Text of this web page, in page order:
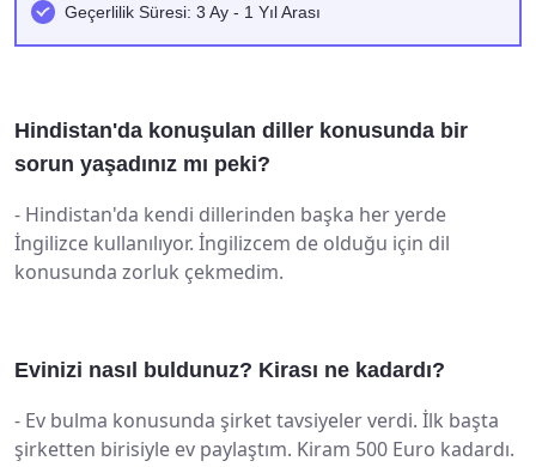
Geçerlilik Süresi: 3 Ay - 1 Yıl Arası
Hindistan'da konuşulan diller konusunda bir
sorun yaşadınız mı peki?
- Hindistan'da kendi dillerinden başka her yerde
İngilizce kullanılıyor. İngilizcem de olduğu için dil
konusunda zorluk çekmedim.
Evinizi nasıl buldunuz? Kirası ne kadardı?
- Ev bulma konusunda şirket tavsiyeler verdi. İlk başta
şirketten birisiyle ev paylaştım. Kiram 500 Euro kadardı.